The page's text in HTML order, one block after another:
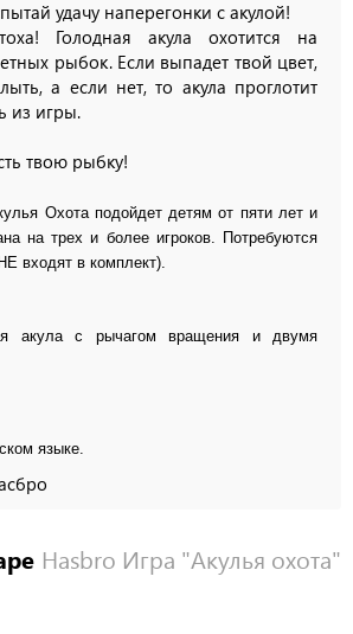
удачу наперегонки с акулой!
Голодная акула охотится на
рыбок. Если выпадет твой цвет,
а если нет, то акула проглотит
из игры.
твою рыбку!
Охота подойдет детям от пяти лет и
на трех и более игроков. Потребуются
НЕ входят в комплект).
акула с рычагом вращения и двумя
языке.
Hasbro Игра "Акулья охота"